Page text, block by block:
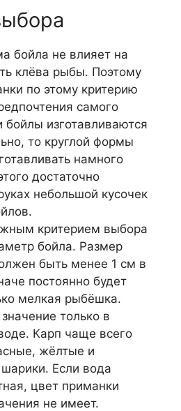
бойла не влияет на
клёва рыбы. Поэтому
по этому критерию
самого
бойлы изготавливаются
то круглой формы
намного
достаточно
небольшой кусочек
критерием выбора
бойла. Размер
быть менее 1 см в
постоянно будет
мелкая рыбёшка.
только в
Карп чаще всего
жёлтые и
Если вода
цвет приманки
не имеет.